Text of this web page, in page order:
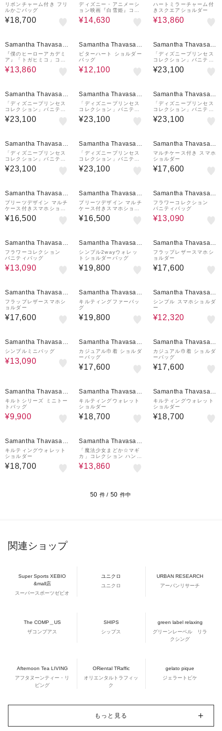
etit Choice
リボンチャーム付き フリ
ルかごバッグ
¥18,700
etit Choice
ディズニー・アニメーシ
ョン映画『白雪姫』コレ
クション ショルダーバッ
グ
¥14,630
etit Choice
ハートミラーチャーム付
きスクエアショルダー
¥13,860
Samantha Thavasa P
etit Choice
『僕のヒーローアカデミ
ア』「トガヒミコ」コレ
クション ショルダーバッ
グ
¥13,860
Samantha Thavasa P
etit Choice
ビターハート ショルダー
バッグ
¥12,100
Samantha Thavasa P
etit Choice
「ディズニープリンセス
コレクション」バニティ
バッグ
¥23,100
Samantha Thavasa P
etit Choice
「ディズニープリンセス
コレクション」バニティ
バッグ
¥23,100
Samantha Thavasa P
etit Choice
「ディズニープリンセス
コレクション」バニティ
バッグ
¥23,100
Samantha Thavasa P
etit Choice
「ディズニープリンセス
コレクション」バニティ
バッグ
¥23,100
Samantha Thavasa P
etit Choice
「ディズニープリンセス
コレクション」バニティ
バッグ
¥23,100
Samantha Thavasa P
etit Choice
「ディズニープリンセス
コレクション」バニティ
バッグ
¥23,100
Samantha Thavasa P
etit Choice
マルチケース付き スマホ
ショルダー
¥17,600
Samantha Thavasa P
etit Choice
プリーツデザイン マルチ
ケース付きスマホショル
ダー
¥16,500
Samantha Thavasa P
etit Choice
プリーツデザイン マルチ
ケース付きスマホショル
ダー
¥16,500
Samantha Thavasa P
etit Choice
フラワーコレクション
バニティバッグ
¥13,090
Samantha Thavasa P
etit Choice
フラワーコレクション
バニティバッグ
¥13,090
Samantha Thavasa P
etit Choice
シンプル2wayウォレッ
トショルダーバッグ
¥19,800
Samantha Thavasa P
etit Choice
フラップレザースマホシ
ョルダー
¥17,600
Samantha Thavasa P
etit Choice
フラップレザースマホシ
ョルダー
¥17,600
Samantha Thavasa P
etit Choice
キルティングファーバッ
グ
¥19,800
Samantha Thavasa P
etit Choice
シンプル スマホショルダ
ー
¥12,320
Samantha Thavasa P
etit Choice
シンプルミニバッグ
¥13,090
Samantha Thavasa P
etit Choice
カジュアル巾着 ショルダ
ーバッグ
¥17,600
Samantha Thavasa P
etit Choice
カジュアル巾着 ショルダ
ーバッグ
¥17,600
Samantha Thavasa P
etit Choice
キルトシリーズ ミニトー
トバッグ
¥9,900
Samantha Thavasa P
etit Choice
キルティングウォレット
ショルダー
¥18,700
Samantha Thavasa P
etit Choice
キルティングウォレット
ショルダー
¥18,700
Samantha Thavasa P
etit Choice
キルティングウォレット
ショルダー
¥18,700
Samantha Thavasa P
etit Choice
「魔法少女まどか☆マギ
カ」コレクション ハンド
バッグ
¥13,860
50 件 / 50 件中
関連ショップ
Super Sports XEBIO
&mall店
スーパースポーツゼビオ
ユニクロ
ユニクロ
URBAN RESEARCH
アーバンリサーチ
The COMP＿US
ザコンプアス
SHIPS
シップス
green label relaxing
グリーンレーベル リラ
クシング
Afternoon Tea LIVING
アフタヌーンティー・リ
ビング
ORiental TRaffic
オリエンタルトラフィッ
ク
gelato pique
ジェラートピケ
もっと見る